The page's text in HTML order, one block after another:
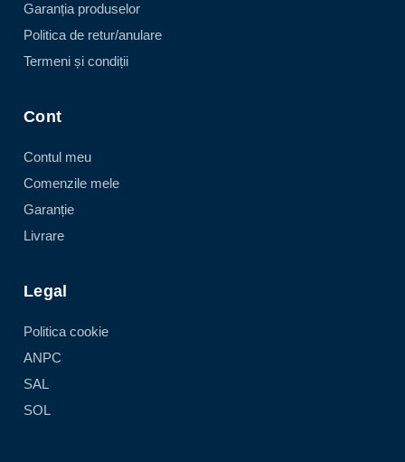
Garanția produselor
Politica de retur/anulare
Termeni și condiții
Cont
Contul meu
Comenzile mele
Garanție
Livrare
Legal
Politica cookie
ANPC
SAL
SOL